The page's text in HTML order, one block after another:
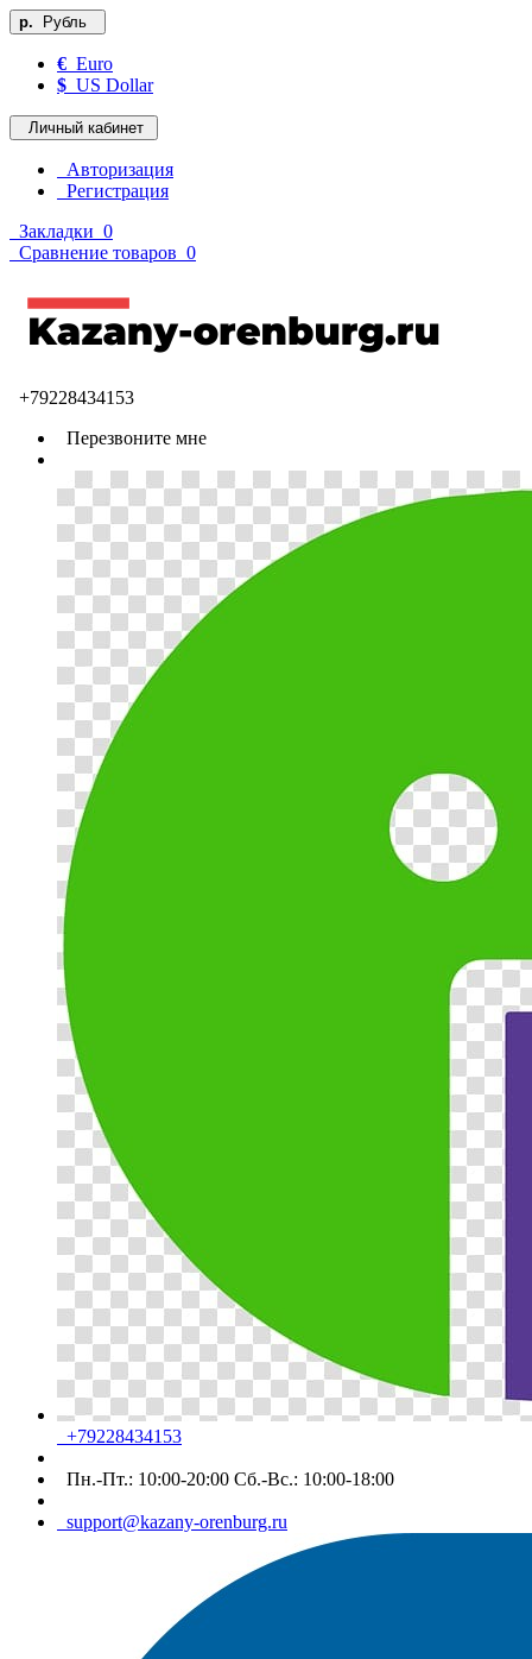
р. Рубль
€ Euro
$ US Dollar
Личный кабинет
Авторизация
Регистрация
Закладки 0
Сравнение товаров 0
+79228434153
Перезвоните мне
+79228434153
Пн.-Пт.: 10:00-20:00 Сб.-Вс.: 10:00-18:00
support@kazany-orenburg.ru